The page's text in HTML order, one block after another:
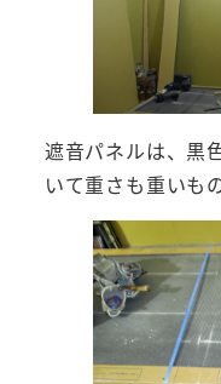
遮音パネルは、黒
いて重さも重いも